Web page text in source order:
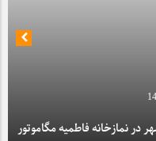
نمازخانه فاطمیه مگاموتور